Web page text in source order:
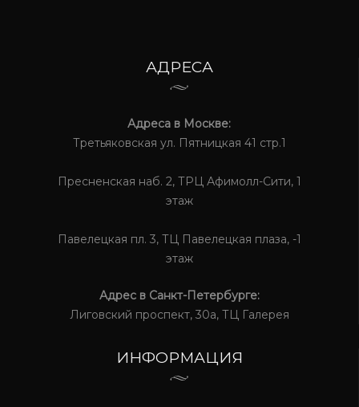
АДРЕСА
Адреса в Москве:
Третьяковская ул. Пятницкая 41 стр.1
Пресненская наб. 2, ТРЦ Афимолл-Сити, 1
этаж
Павелецкая пл. 3, ТЦ Павелецкая плаза, -1
этаж
Адрес в Санкт-Петербурге:
Лиговский проспект, 30а, ТЦ Галерея
ИНФОРМАЦИЯ